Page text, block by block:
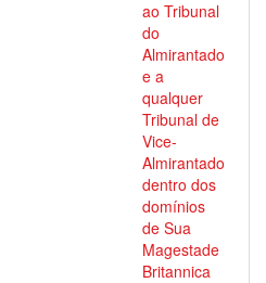
ao Tribunal
do
Almirantado
e a
qualquer
Tribunal de
Vice-
Almirantado
dentro dos
domínios
de Sua
Magestade
Britannica